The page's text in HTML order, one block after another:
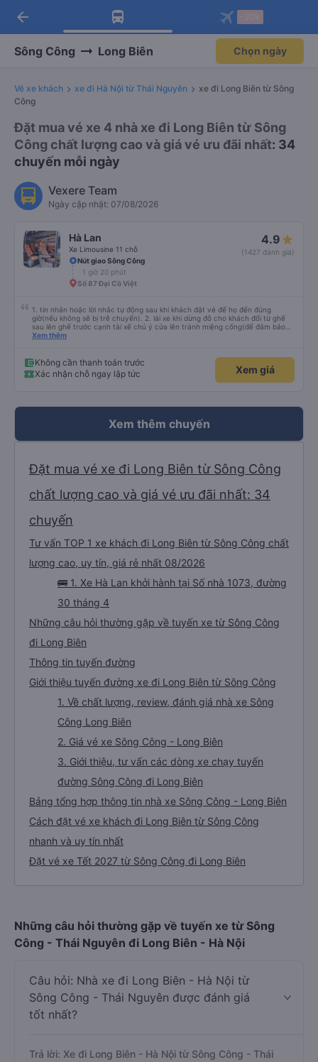
Tải app Vexere ngay!
Nhận ưu đãi thành viên độc
Mở app
Tải app Vexere
-30k/ghế khi đặt vé máy bay qua
Mở app
arrow_back
Sông Công Long Biên Chọn ngày
Vé xe khách xe đi Hà Nội từ Thái Nguyên
xe đi Long Biên từ Sông
Công
Đặt mua vé xe 4 nhà xe đi Long Biên từ Sông
Công chất lượng cao và giá vé ưu đãi nhất: 34
chuyến mỗi ngày
Vexere Team
Ngày cập nhật: 07/08/2026
Hà Lan
Xe Limousine 11 chỗ
4.9
(1427 đánh giá)
Nút giao Sông Công
1 giờ 20 phút
Số 87 Đại Cồ Việt
1. tin nhắn hoặc lời nhắc tự động sau khi khách đặt vé để họ đến đúng
giờ(nếu không sẽ bị trễ chuyến). 2. lái xe khi dừng đỗ cho khách đổi từ ghế
sau lên ghế trước cạnh tài xế chú ý cửa lên tránh miệng cống(để đảm bảo
an toàn cho khách- tại HN: miệng cống bằng sắt chữ nhật dạng ô lưới, cửa
Tng kịp 20h, để khách nối chuyến Xe 11 chỗ nên thoáng đãng.
Xem thêm
Không cần thanh toán trước
Xác nhận chỗ ngay lập tức
Xem giá
Xem thêm chuyến
Đặt mua vé xe đi Long Biên từ Sông Công
chất lượng cao và giá vé ưu đãi nhất: 34
chuyến
Tư vấn TOP 1 xe khách đi Long Biên từ Sông Công chất
lượng cao, uy tín, giá rẻ nhất 08/2026
🚌 1. Xe Hà Lan khởi hành tại Số nhà 1073, đường
30 tháng 4
Những câu hỏi thường gặp về tuyến xe từ Sông Công
đi Long Biên
Thông tin tuyến đường
Giới thiệu tuyến đường xe đi Long Biên từ Sông Công
1. Về chất lượng, review, đánh giá nhà xe Sông
Công Long Biên
2. Giá vé xe Sông Công - Long Biên
3. Giới thiệu, tư vấn các dòng xe chạy tuyến
đường Sông Công đi Long Biên
Bảng tổng hợp thông tin nhà xe Sông Công - Long Biên
Cách đặt vé xe khách đi Long Biên từ Sông Công
nhanh và uy tín nhất
Đặt vé xe Tết 2027 từ Sông Công đi Long Biên
Những câu hỏi thường gặp về tuyến xe từ Sông
Công - Thái Nguyên đi Long Biên - Hà Nội
Câu hỏi: Nhà xe đi Long Biên - Hà Nội từ
Sông Công - Thái Nguyên được đánh giá
tốt nhất?
Trả lời: Xe đi Long Biên - Hà Nội từ Sông Công - Thái